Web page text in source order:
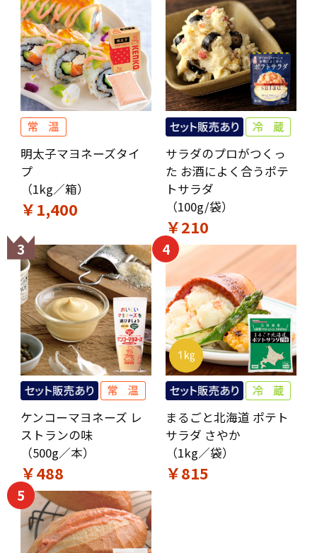
明太子マヨネーズタイ
プ
（1kg／箱）
￥1,400
サラダのプロがつくっ
た お酒によく合うポテ
トサラダ
（100g/袋）
￥210
3
ケンコーマヨネーズ レ
ストランの味
（500g／本）
￥488
4
まるごと北海道 ポテト
サラダ さやか
（1kg／袋）
￥815
5